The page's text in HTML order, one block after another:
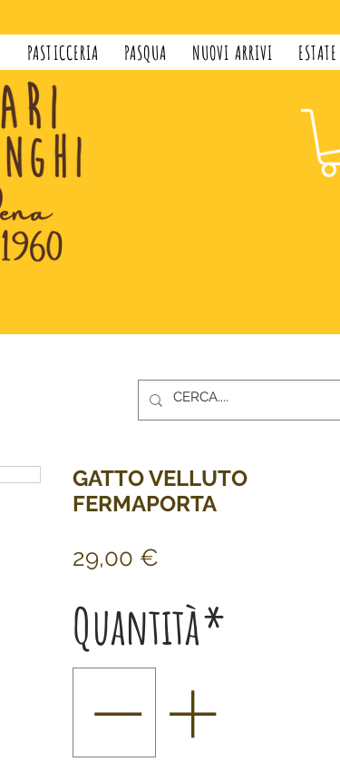
PASTICCERIA PASQUA NUOVI ARRIVI ESTATE
GATTO VELLUTO
FERMAPORTA
29,00 €
Quantità*